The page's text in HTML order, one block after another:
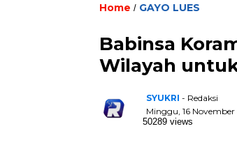
Home / GAYO LUES
Babinsa
Wilayah
SYUKRI - Redaksi
Minggu, 16
50289 views